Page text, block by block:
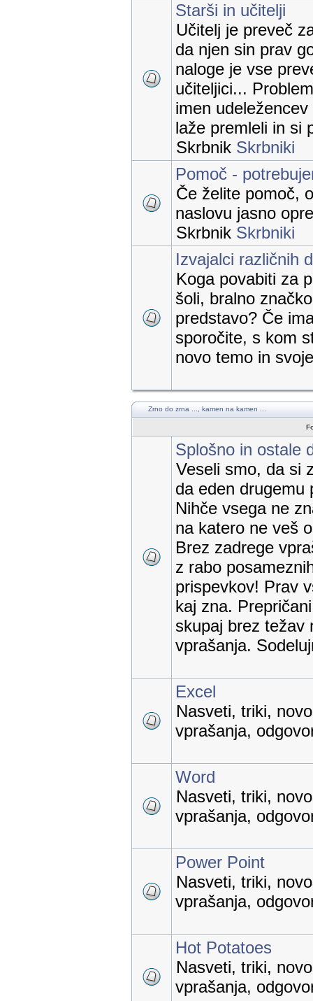
Starši in učitelji
Učitelj je preveč
da njen sin prav
naloge je vse
učiteljici...
imen
laže premleli in si
Skrbnik Skrbniki
Pomoč -
Če želite pomoč,
naslovu jasno
Skrbnik Skrbniki
Izvajalci različnih
Koga povabiti za
šoli, bralno
predstavo? Če
sporočite, s kom
novo temo in
Zrno do zrna ..., kamen na kamen ...
Splošno in ostale
Veseli smo, da si
da eden drugemu
Nihče vsega ne
na katero ne veš
Brez zadrege
z rabo
prispevkov! Prav
kaj zna.
skupaj brez težav
vprašanja.
Excel
Nasveti, triki,
vprašanja,
Word
Nasveti, triki,
vprašanja,
Power Point
Nasveti, triki,
vprašanja,
Hot Potatoes
Nasveti, triki,
vprašanja,